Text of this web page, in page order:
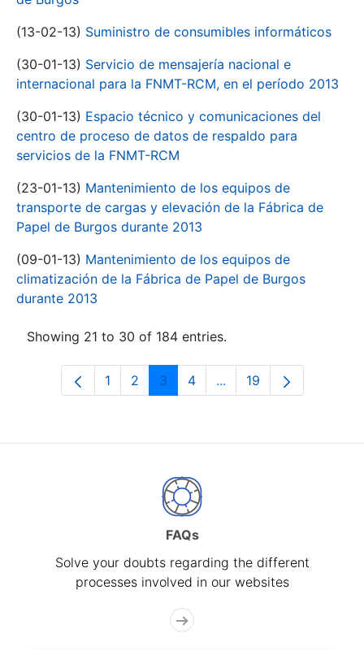
(13-02-13) Suministro de consumibles informáticos
(30-01-13) Servicio de mensajería nacional e
internacional para la FNMT-RCM, en el período 2013
(30-01-13) Espacio técnico y comunicaciones del
centro de proceso de datos de respaldo para
servicios de la FNMT-RCM
(23-01-13) Mantenimiento de los equipos de
transporte de cargas y elevación de la Fábrica de
Papel de Burgos durante 2013
(09-01-13) Mantenimiento de los equipos de
climatización de la Fábrica de Papel de Burgos
durante 2013
Showing 21 to 30 of 184 entries.
Page
1 Page
2 Page
3 Page
4 ...Intermediate Pages
Page
19
FAQs
Solve your doubts regarding the different
processes involved in our websites